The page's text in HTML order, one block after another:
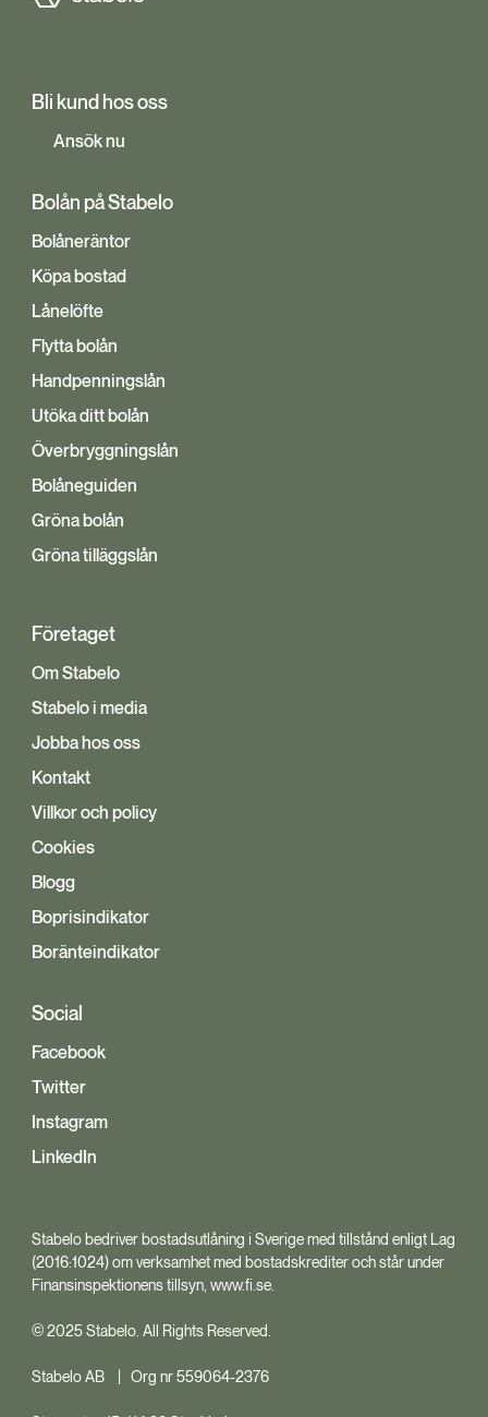
Bli kund hos oss
Ansök nu
Bolån på Stabelo
Bolåneräntor
Köpa bostad
Lånelöfte
Flytta bolån
Handpenningslån
Utöka ditt bolån
Överbryggningslån
Bolåneguiden
Gröna bolån
Gröna tilläggslån
Företaget
Om Stabelo
Stabelo i media
Jobba hos oss
Kontakt
Villkor och policy
Cookies
Blogg
Boprisindikator
Boränteindikator
Social
Facebook
Twitter
Instagram
LinkedIn
Stabelo bedriver bostadsutlåning i Sverige med tillstånd enligt Lag
(2016:1024) om verksamhet med bostadskrediter och står under
Finansinspektionens tillsyn, www.fi.se.
© 2025 Stabelo. All Rights Reserved.
Stabelo AB | Org nr 559064-2376